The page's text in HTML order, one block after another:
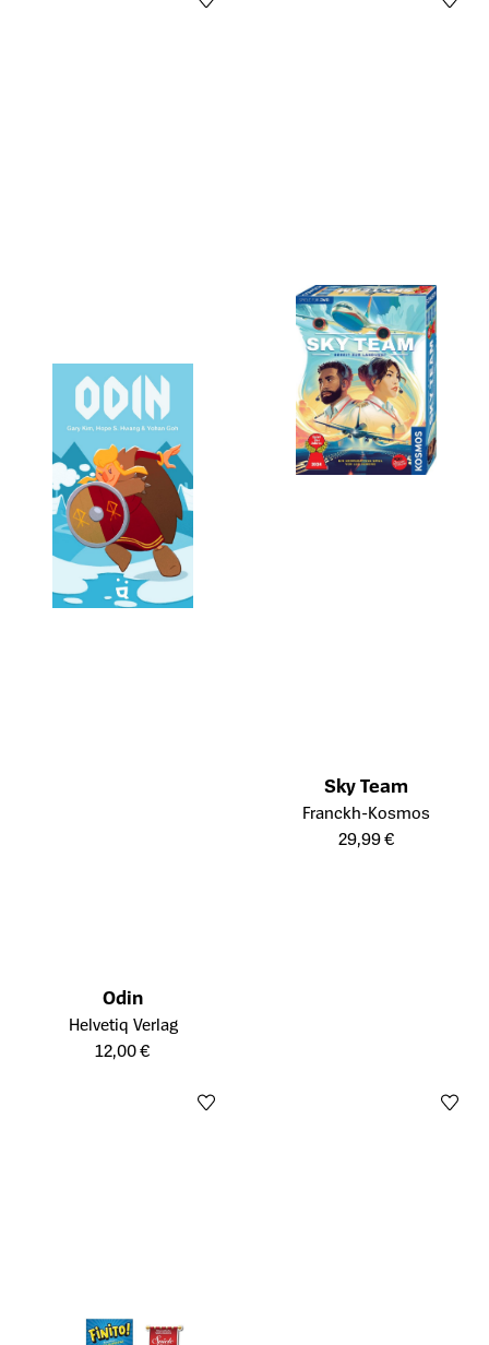
Odin
Öffnet die Detailseite des Produkts
Helvetiq Verlag
12,00 €
Sky Team
Öffnet die Detailseite des
Franckh-Kosmos
29,99 €